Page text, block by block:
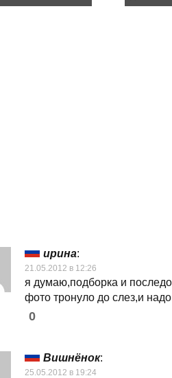
ирина:
21.05.2012 в 12:26
я думаю,подборка и
фото тронуло до слез,и
0
Вишнёнок:
25.05.2012 в 19:24